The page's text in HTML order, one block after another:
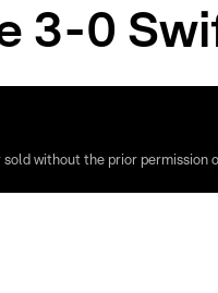
3-0
without the prior permission